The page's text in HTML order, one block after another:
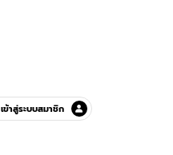
เข้าสู่ระบบสมาชิก